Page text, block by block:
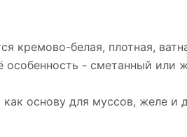
белая, плотная,
особенность - сметанный или
основу для муссов, желе и